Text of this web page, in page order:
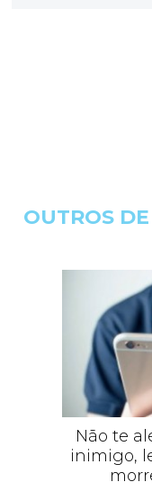
OUTROS
Não te
inimigo,